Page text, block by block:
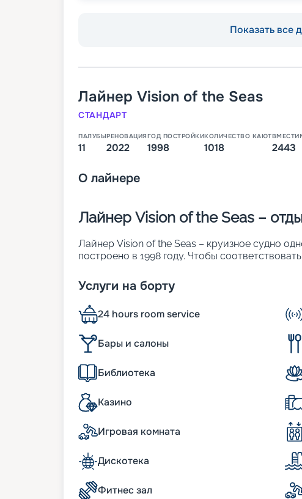
Показать все
Лайнер Vision of the Seas
СТАНДАРТ
ПАЛУБЫ
11
РЕНОВАЦИЯ
2022
ГОД ПОСТРОЙКИ
1998
КОЛИЧЕСТВО КАЮТ
1018 2443
О лайнере
Лайнер Vision of the Seas –
Лайнер Vision of the Seas – круизное судно
построено в 1998 году. Чтобы
светопрозрачные, что гарантирует
виды. Основные характеристики лайнера:
• ширина – 32 м;
• длина – 279 м;
• число кают – 1 018. В них может разместиться
• развлечения – 2 бассейна, 6 джакузи,
мини-гольф на 18 лунок и др.
Немного истории
Киль Vision of the Seas был заложен в 1996
а в 1998-м передан компании Royal Caribbean.
реновацию, а в 2022 году на судне
день корабль полностью соответствует всем
безопасности и комфорта. Летом лайнер
протяженности по водам Средиземного моря
отправляется в путь из Флориды в бассейне
Услуги на борту
24 hours room service
Бары и салоны
Библиотека
Казино
Игровая комната
Дискотека
Фитнес зал